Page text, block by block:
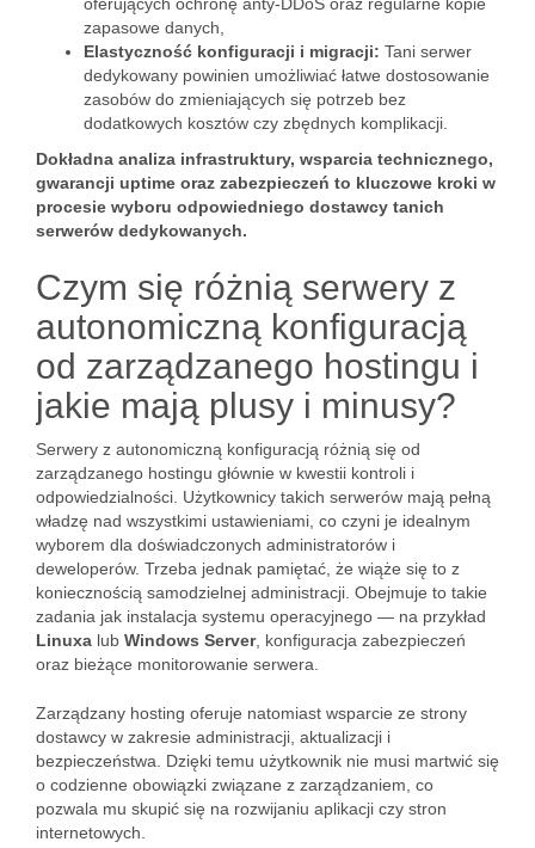
zapasowe danych,
Elastyczność konfiguracji i migracji: Tani serwer
dedykowany powinien umożliwiać łatwe dostosowanie
zasobów do zmieniających się potrzeb bez
dodatkowych kosztów czy zbędnych komplikacji.
Dokładna analiza infrastruktury, wsparcia technicznego,
gwarancji uptime oraz zabezpieczeń to kluczowe kroki w
procesie wyboru odpowiedniego dostawcy tanich
serwerów dedykowanych.
Czym się różnią serwery z
autonomiczną konfiguracją
od zarządzanego hostingu i
jakie mają plusy i minusy?
Serwery z autonomiczną konfiguracją różnią się od
zarządzanego hostingu głównie w kwestii kontroli i
odpowiedzialności. Użytkownicy takich serwerów mają pełną
władzę nad wszystkimi ustawieniami, co czyni je idealnym
wyborem dla doświadczonych administratorów i
deweloperów. Trzeba jednak pamiętać, że wiąże się to z
koniecznością samodzielnej administracji. Obejmuje to takie
zadania jak instalacja systemu operacyjnego — na przykład
Linuxa lub Windows Server, konfiguracja zabezpieczeń
oraz bieżące monitorowanie serwera.
Zarządzany hosting oferuje natomiast wsparcie ze strony
dostawcy w zakresie administracji, aktualizacji i
bezpieczeństwa. Dzięki temu użytkownik nie musi martwić się
o codzienne obowiązki związane z zarządzaniem, co
pozwala mu skupić się na rozwijaniu aplikacji czy stron
internetowych.